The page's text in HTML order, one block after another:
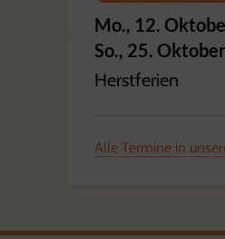
Mo., 12.
So., 25. Oktober
Herstferien
Alle Termine in